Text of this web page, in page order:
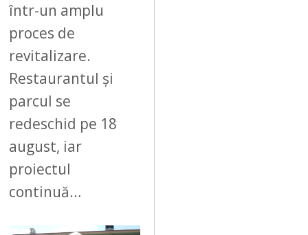
într-un amplu
proces de
revitalizare.
Restaurantul și
parcul se
redeschid pe 18
august, iar
proiectul
continuă…